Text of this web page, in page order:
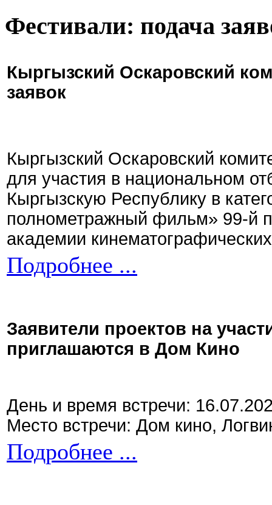
Фестивали: подача
Кыргызский Оскаровский
заявок
Кыргызский Оскаровский
для участия в национальном
Кыргызскую Республику в
полнометражный фильм» 99-й
академии
Подробнее ...
Заявители проектов на
приглашаются в Дом Кино
День и время встречи:
Место встречи: Дом кино,
Подробнее ...